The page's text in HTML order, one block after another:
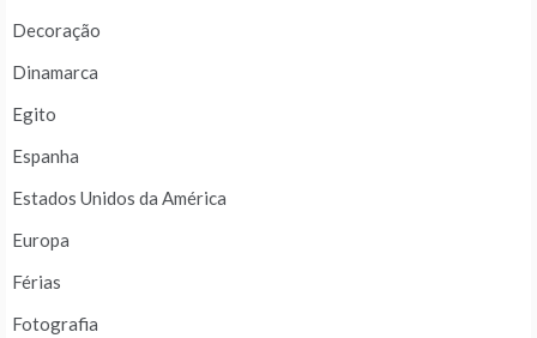
Decoração
Dinamarca
Egito
Espanha
Estados Unidos da América
Europa
Férias
Fotografia